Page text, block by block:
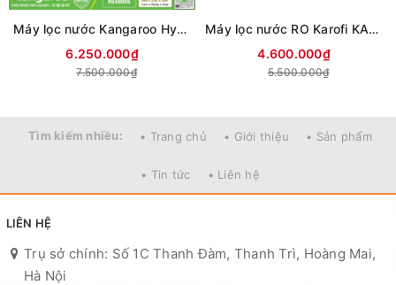
Máy lọc nước Kangaroo Hydrogen KG400US (Mới 2026)
6.250.000₫
7.500.000₫
Máy lọc nước RO Karofi KAQ-U98
4.600.000₫
5.500.000₫
Tìm kiếm nhiều: • Trang chủ • Giới thiệu • Sản phẩm
• Tin tức • Liên hệ
LIÊN HỆ
Trụ sở chính: Số 1C Thanh Đàm, Thanh Trì, Hoàng Mai,
Hà Nội